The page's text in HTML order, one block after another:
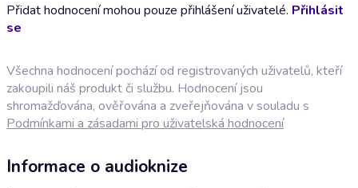
Přidat hodnocení mohou pouze přihlášení uživatelé. Přihlásit
se
Všechna hodnocení pochází od registrovaných uživatelů, kteří
zakoupili náš produkt či službu. Hodnocení jsou
shromažďována, ověřována a zveřejňována v souladu s
Podmínkami a zásadami pro uživatelská hodnocení
Informace o audioknize